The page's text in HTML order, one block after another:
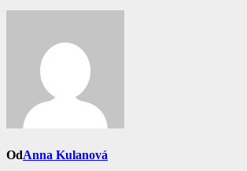
OdAnna Kulanová